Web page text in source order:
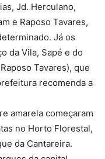
Jd. Herculano,
e Raposo Tavares,
Já os
da Vila, Sapé e do
Tavares), que
recomenda a
amarela começaram
no Horto Florestal,
da Cantareira.